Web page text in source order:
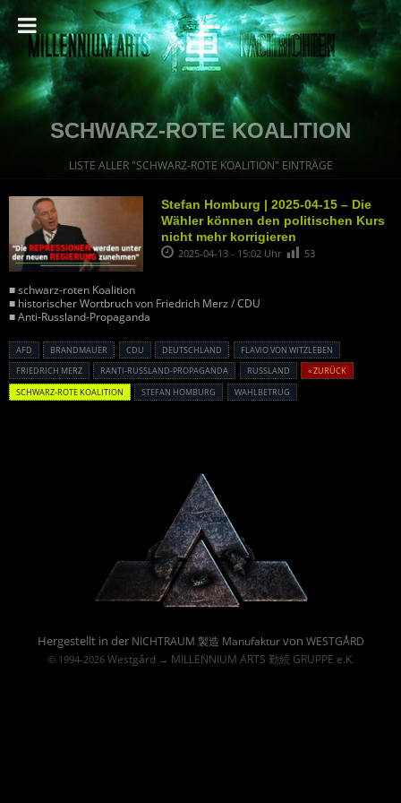
SCHWARZ-ROTE KOALITION
LISTE ALLER "SCHWARZ-ROTE KOALITION" EINTRÄGE
Stefan Homburg | 2025-04-15 – Die
Wähler können den politischen Kurs
nicht mehr korrigieren
2025-04-13 - 15:02 Uhr 53
■ schwarz-roten Koalition
■ historischer Wortbruch von Friedrich Merz / CDU
■ Anti-Russland-Propaganda
AFD BRANDMAUER CDU DEUTSCHLAND
FLAVIO VON WITZLEBEN
FRIEDRICH MERZ
RANTI-RUSSLAND-PROPAGANDA RUSSLAND
« ZURÜCK
SCHWARZ-ROTE KOALITION
STEFAN HOMBURG WAHLBETRUG
Hergestellt in der NICHTRAUM 製造 Manufakturvon WESTGÅRD
© 1994-2026 Westgård→ MILLENNIUM ARTS 勤続 GRUPPE e.K.
Powered By :